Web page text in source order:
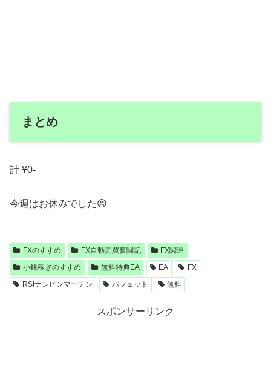
まとめ
計 ¥0-
今週はお休みでした😣
FXのすすめ FX自動売買奮闘記
FX関連
小銭稼ぎのすすめ
無料特典EA EA
FX
RSIナンピンマーチン
バフェット 無料
スポンサーリンク